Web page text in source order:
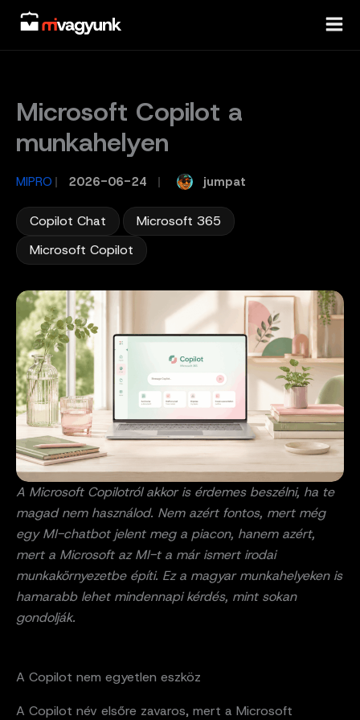
Skip
content
Microsoft Copilot a
munkahelyen
MIPRO / 2026-06-24 jumpat
Copilot Chat Microsoft 365
Microsoft Copilot
A Microsoft Copilotról akkor is érdemes beszélni, ha te
magad nem használod. Nem azért fontos, mert még
egy MI-chatbot jelent meg a piacon, hanem azért,
mert a Microsoft az MI-t a már ismert irodai
munkakörnyezetbe építi. Ez a magyar munkahelyeken is
hamarabb lehet mindennapi kérdés, mint sokan
gondolják.
A Copilot nem egyetlen eszköz
A Copilot név elsőre zavaros, mert a Microsoft